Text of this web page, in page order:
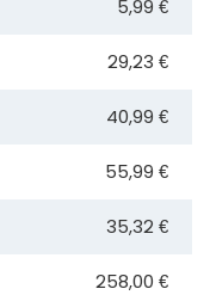
5,99 €
29,23 €
40,99 €
55,99 €
35,32 €
258,00 €